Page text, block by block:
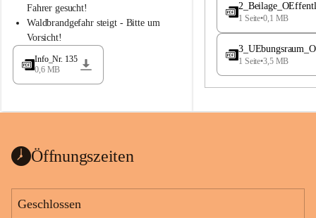
a
d
l
a
Fahrer gesucht!
Waldbrandgefahr steigt - Bitte um
Vorsicht!
Info_Nr. 135
0,6 MB
e
a
1 Seite•0,1 MB
1 Seite•3,5 MB
Öffnungszeiten
Geschlossen